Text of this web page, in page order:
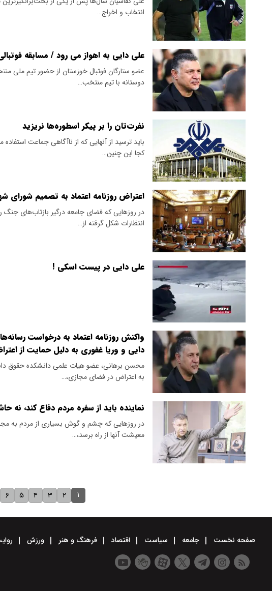
انتخاب و اخراج…
علی دایی به اهواز می رود / مسابقه
دوستانه با تیم منتخب…
نفرت‌‌تان را بر پیکر اسطوره‌ها نریزید
باید ترسید از آنهایی که از ناآگاهی جماعت
کجا این چنین…
اعتراض روزنامه اعتماد به تصمیم شورای
در روزهایی که فضای جامعه درگیر بازتاب‌های
انتظارات شکل گرفته از…
علی دایی در پیست اسکی !
واکنش روزنامه اعتماد به درخواست‌
دایی و وریا غفوری به دلیل حمایت از
محسن برهانی، عضو هیات علمی دانشکده حقوق
به اعتراض در فضای مجازی،…
نماینده باید از سفره مردم دفاع کند، نه
در روزهایی که چشم و گوش بسیاری از مردم به
معیشت آنها از راه برسد،…
۱ ۲ ۳ ۴ ۵ ۶
صفحه نخست جامعه سیاست اقتصاد فرهنگ و هنر ورزش